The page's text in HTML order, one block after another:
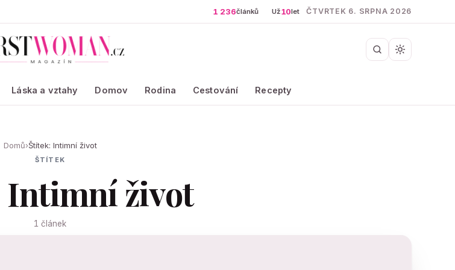
1 236článků Už10let ČTVRTEK 6. SRPNA 2026
Láska a vztahy Domov Rodina Cestování Recepty
Domů›Štítek: Intimní život
ŠTÍTEK
Intimní život
1 článek